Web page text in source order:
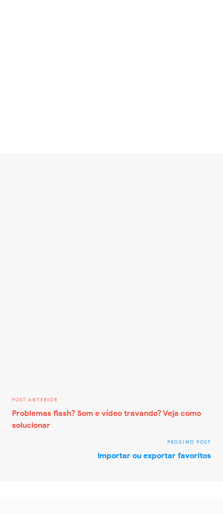
Problemas flash? Som e vídeo travando? Veja como
solucionar
Importar ou exportar favoritos